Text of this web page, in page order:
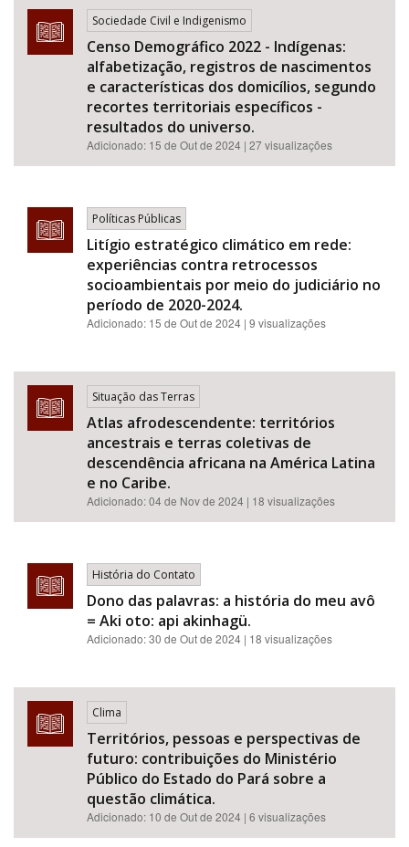
Sociedade Civil e Indigenismo
Censo Demográfico 2022 - Indígenas:
alfabetização, registros de nascimentos
e características dos domicílios, segundo
recortes territoriais específicos -
resultados do universo.
Adicionado: 15 de Out de 2024 | 27 visualizações
Políticas Públicas
Litígio estratégico climático em rede:
experiências contra retrocessos
socioambientais por meio do judiciário no
período de 2020-2024.
Adicionado: 15 de Out de 2024 | 9 visualizações
Situação das Terras
Atlas afrodescendente: territórios
ancestrais e terras coletivas de
descendência africana na América Latina
e no Caribe.
Adicionado:04 de Nov de 2024 | 18 visualizações
História do Contato
Dono das palavras: a história do meu avô
= Aki oto: api akinhagü.
Adicionado:30 de Out de 2024 | 18 visualizações
Clima
Territórios, pessoas e perspectivas de
futuro: contribuições do Ministério
Público do Estado do Pará sobre a
questão climática.
Adicionado: 10 de Out de 2024 | 6 visualizações